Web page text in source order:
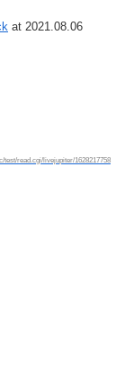
at 2021.08.06
test/read.cgi/livejupiter/1628217758